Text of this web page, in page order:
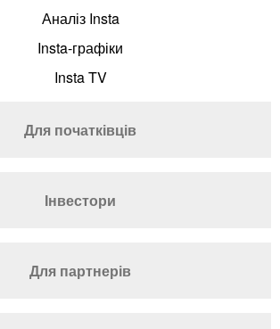
Аналіз Insta
Insta-графіки
Insta TV
Для початківців
Інвестори
Для партнерів